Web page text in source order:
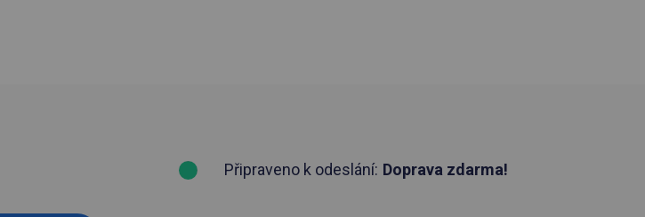
Připraveno k odeslání: Doprava zdarma!